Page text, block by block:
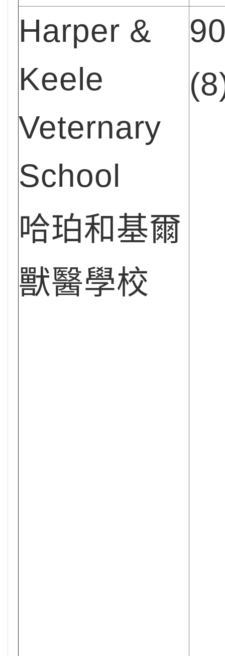
Harper &
Keele
Veternary
School
哈珀和基爾
獸醫學校